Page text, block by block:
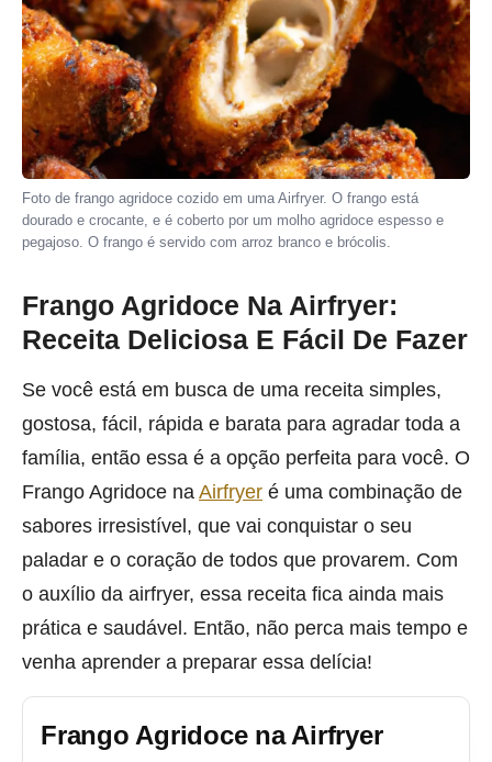
Foto de frango agridoce cozido em uma Airfryer. O frango está
dourado e crocante, e é coberto por um molho agridoce espesso e
pegajoso. O frango é servido com arroz branco e brócolis.
Frango Agridoce Na Airfryer:
Receita Deliciosa E Fácil De Fazer
Se você está em busca de uma receita simples,
gostosa, fácil, rápida e barata para agradar toda a
família, então essa é a opção perfeita para você. O
Frango Agridoce na Airfryer é uma combinação de
sabores irresistível, que vai conquistar o seu
paladar e o coração de todos que provarem. Com
o auxílio da airfryer, essa receita fica ainda mais
prática e saudável. Então, não perca mais tempo e
venha aprender a preparar essa delícia!
Frango Agridoce na Airfryer